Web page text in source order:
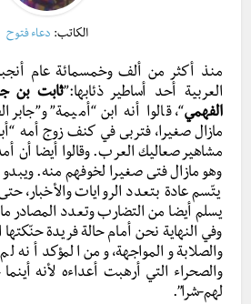
الكاتب: دعاء فتوح
منذ أكثر من ألف وخمسمائة عام
العربية أحد أساطير ذئابها:”ثابت بن
الفهمي“، قالوا أنه ابن “أميمة”
مازال صغيرا، فتربى في كنف زوج أمه
مشاهير صعاليك العرب. وقالوا أيضا أن
وهو مازال فتى صغيرا لخوفهم منه.
يتّسم عادة بتعدد الروايات والأخبار،
يسلم أيضا من التضارب وتعدد المصادر
وفي النهاية نحن أمام حالة فريدة
والصلابة والمواجهة، ومن المؤكد أنه
والصحراء التي أرهبت أعداءه لأنه
لهم-شرا”.